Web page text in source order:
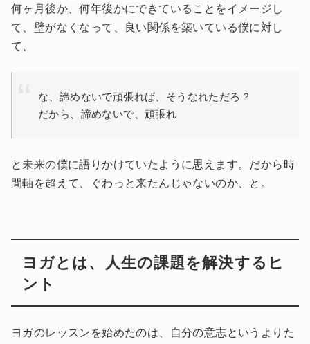
何ヶ月後か、何年後かにできていることをイメージし
て、壁がなくなって、良い関係を築いている僕に対し
て、
な、諦めないで頑張れば、そうなれただろ？
だから、諦めないで、頑張れ
と未来の僕に語りかけていたように思えます。だから時
間軸を超えて、ぐわっと来たんじゃないのか、と。
ヨガとは、人生の課題を解決するヒ
ント
ヨガのレッスンを始めたのは、自分の意志というよりた